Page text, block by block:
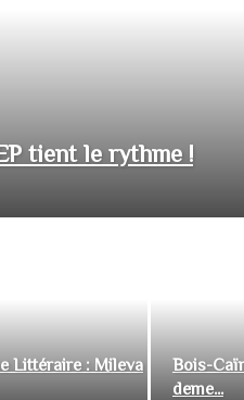
tient le rythme !
Littéraire : Mileva
Bois-
deme...